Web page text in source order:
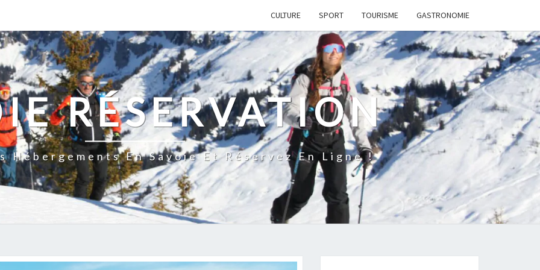
CULTURE SPORT TOURISME GASTRONOMIE
RÉSERVATION
Hébergements En Savoie Et Réservez En Ligne !